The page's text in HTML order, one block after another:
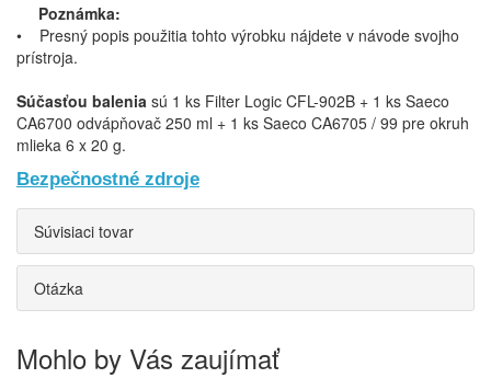
Poznámka:
• Presný popis použitia tohto výrobku nájdete v návode svojho
prístroja.
Súčasťou balenia sú 1 ks Filter Logic CFL-902B + 1 ks Saeco
CA6700 odvápňovač 250 ml + 1 ks Saeco CA6705 / 99 pre okruh
mlieka 6 x 20 g.
Bezpečnostné zdroje
Súvisiaci tovar
Otázka
Mohlo by Vás zaujímať